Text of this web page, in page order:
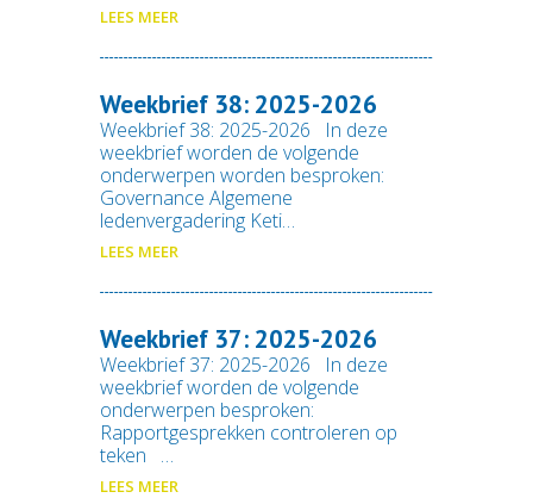
LEES MEER
Weekbrief 38: 2025-2026
Weekbrief 38: 2025-2026 In deze
weekbrief worden de volgende
onderwerpen worden besproken:
Governance Algemene
ledenvergadering Keti…
LEES MEER
Weekbrief 37: 2025-2026
Weekbrief 37: 2025-2026 In deze
weekbrief worden de volgende
onderwerpen besproken:
Rapportgesprekken controleren op
teken …
LEES MEER